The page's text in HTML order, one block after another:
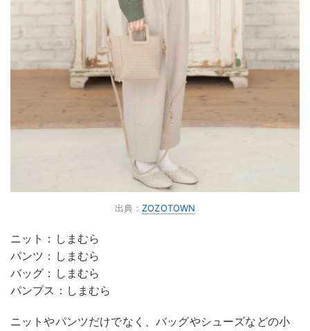
出典：ZOZOTOWN
ニット：しまむら
パンツ：しまむら
バッグ：しまむら
パンプス：しまむら
ニットやパンツだけでなく、バッグやシューズなどの小